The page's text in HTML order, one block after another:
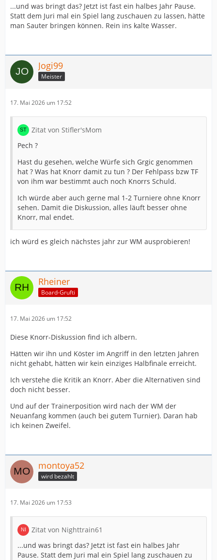
...und was bringt das? Jetzt ist fast ein halbes Jahr Pause.
Statt dem Juri mal ein Spiel lang zuschauen zu lassen, hätte
man Sauter bringen können. Rein ins kalte Wasser.
Jogi99
Meister
17. Mai 2026 um 17:52
Zitat von Stifler'sMom
Pech ?
Hast du gesehen, welche Würfe sich Grgic genommen
hat ? Was hat Knorr damit zu tun ? Der Fehlpass bzw TF
von ihm war bestimmt auch noch Knorrs Schuld.
Ich würde aber auch gerne mal 1-2 Turniere ohne Knorr
sehen. Damit die Diskussion, alles läuft besser ohne
Knorr, mal endet.
ich würd es gleich nächstes jahr zur WM ausprobieren!
Rheiner
Board-Grufti
17. Mai 2026 um 17:52
Diese Knorr-Diskussion find ich albern.
Hätten wir ihn und Köster im Angriff in den letzten Jahren
nicht gehabt, hätten wir kein einziges Halbfinale erreicht.
Ich verstehe die Kritik an Knorr. Aber die Alternativen sind
doch nicht besser.
Und auf der Trainerposition wird nach der WM der
Neuanfang kommen (auch bei gutem Turnier). Daran hab
ich keinen Zweifel.
montoya52
wird bezahlt
17. Mai 2026 um 17:53
Zitat von Nighttrain61
...und was bringt das? Jetzt ist fast ein halbes Jahr
Pause. Statt dem Juri mal ein Spiel lang zuschauen zu